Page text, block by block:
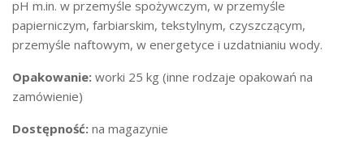
pH m.in. w przemyśle spożywczym, w przemyśle
papierniczym, farbiarskim, tekstylnym, czyszczącym,
przemyśle naftowym, w energetyce i uzdatnianiu wody.
Opakowanie: worki 25 kg (inne rodzaje opakowań na
zamówienie)
Dostępność: na magazynie